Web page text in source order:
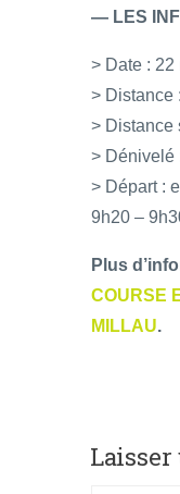
— LES
> Date : 22
> Distance
> Distance
> Dénivelé
> Départ :
9h20 –
Plus
COURSE
MILLAU.